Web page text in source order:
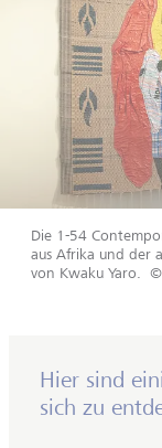
Die 1-54
aus Afrika und der
von Kwaku Yaro. ©
Hier sind
sich zu